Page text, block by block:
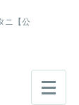
ニ【公